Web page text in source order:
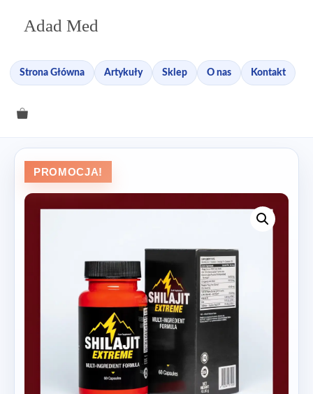
Adad Med
Strona Główna Artykuły Sklep O nas Kontakt
PROMOCJA!